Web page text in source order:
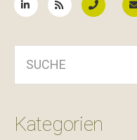
Kategorien